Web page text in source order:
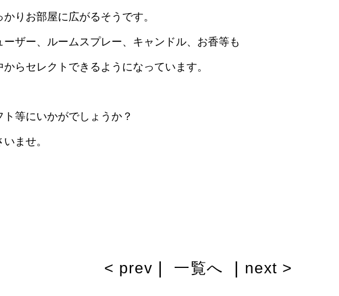
りお部屋に広がるそうです。
ザー、ルームスプレー、キャンドル、お香等も
らセレクトできるようになっています。
等にいかがでしょうか？
ませ。
< prev | 一覧へ | next >